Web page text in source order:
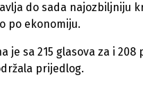
do sada najozbiljniju
po ekonomiju.
je sa 215 glasova za i
prijedlog.